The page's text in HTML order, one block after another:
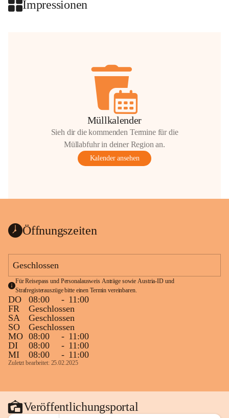
Impressionen
Müllkalender
Sieh dir die kommenden Termine für die
Müllabfuhr in deiner Region an.
Kalender ansehen
Öffnungszeiten
Geschlossen
Für Reisepass und Personalausweis Anträge sowie Austria-ID und
Strafregisterauszüge bitte einen Termin vereinbaren.
DO 08:00 - 11:00
FR
Geschlossen
SA
Geschlossen
SO
Geschlossen
MO 08:00 - 11:00
DI
08:00 - 11:00
MI
08:00 - 11:00
Zuletzt bearbeitet: 25.02.2025
Veröffentlichungsportal